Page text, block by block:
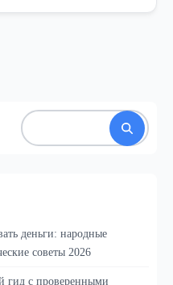
деньги: народные
советы 2026
гид с проверенными